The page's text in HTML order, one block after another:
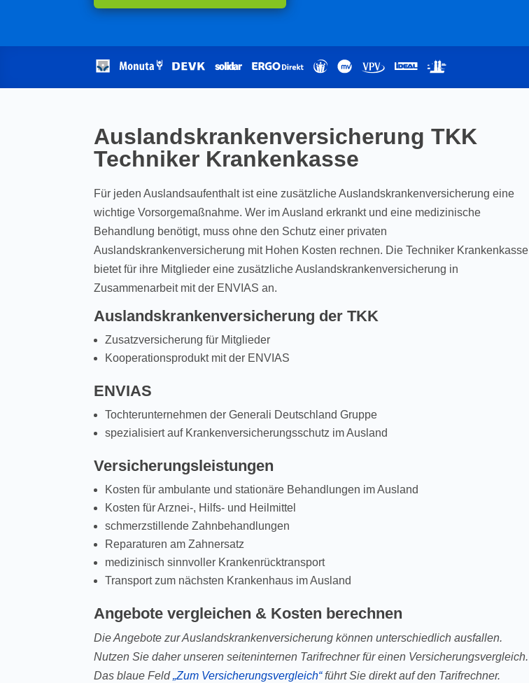
Auslandskrankenversicherung TKK
Techniker Krankenkasse
Für jeden Auslandsaufenthalt ist eine zusätzliche Auslandskrankenversicherung eine
wichtige Vorsorgemaßnahme. Wer im Ausland erkrankt und eine medizinische
Behandlung benötigt, muss ohne den Schutz einer privaten
Auslandskrankenversicherung mit Hohen Kosten rechnen. Die Techniker Krankenkasse
bietet für ihre Mitglieder eine zusätzliche Auslandskrankenversicherung in
Zusammenarbeit mit der ENVIAS an.
Auslandskrankenversicherung der TKK
Zusatzversicherung für Mitglieder
Kooperationsprodukt mit der ENVIAS
ENVIAS
Tochterunternehmen der Generali Deutschland Gruppe
spezialisiert auf Krankenversicherungsschutz im Ausland
Versicherungsleistungen
Kosten für ambulante und stationäre Behandlungen im Ausland
Kosten für Arznei-, Hilfs- und Heilmittel
schmerzstillende Zahnbehandlungen
Reparaturen am Zahnersatz
medizinisch sinnvoller Krankenrücktransport
Transport zum nächsten Krankenhaus im Ausland
Angebote vergleichen & Kosten berechnen
Die Angebote zur Auslandskrankenversicherung können unterschiedlich ausfallen.
Nutzen Sie daher unseren seiteninternen Tarifrechner für einen Versicherungsvergleich.
Das blaue Feld„Zum Versicherungsvergleich“führt Sie direkt auf den Tarifrechner.